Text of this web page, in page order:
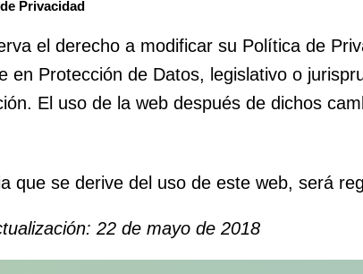
Privacidad
el derecho a modificar su Política de
en Protección de Datos, legislativo o
El uso de la web después de dichos
que se derive del uso de este web, será
22 de mayo de 2018